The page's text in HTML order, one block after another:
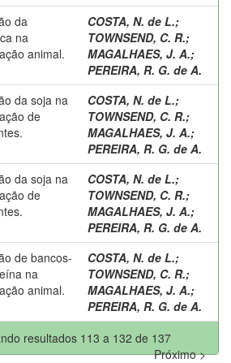
da
na
animal.
COSTA, N. de L.;
TOWNSEND, C. R.;
MAGALHAES, J. A.;
PEREIRA, R. G. de A.
da soja na
de
COSTA, N. de L.;
TOWNSEND, C. R.;
MAGALHAES, J. A.;
PEREIRA, R. G. de A.
da soja na
de
COSTA, N. de L.;
TOWNSEND, C. R.;
MAGALHAES, J. A.;
PEREIRA, R. G. de A.
de bancos-
na
animal.
COSTA, N. de L.;
TOWNSEND, C. R.;
MAGALHAES, J. A.;
PEREIRA, R. G. de A.
resultados 113 a 132 de 137
Próximo >